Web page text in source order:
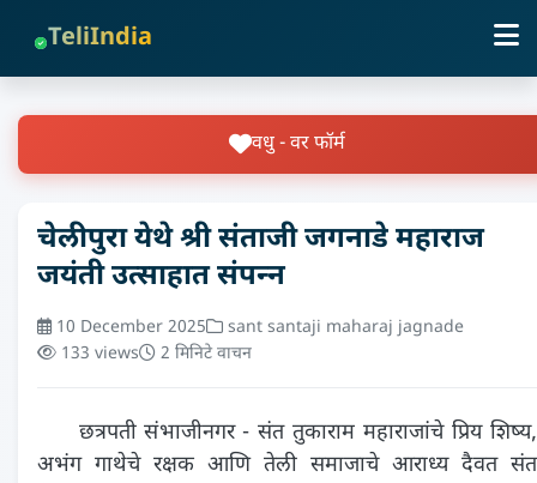
TeliIndia
वधु - वर फॉर्म
चेलीपुरा येथे श्री संताजी जगनाडे महाराज
जयंती उत्साहात संपन्‍न
10 December 2025
sant santaji maharaj jagnade
133 views
2 मिनिटे वाचन
छत्रपती संभाजीनगर - संत तुकाराम महाराजांचे प्रिय शिष्य,
अभंग गाथेचे रक्षक आणि तेली समाजाचे आराध्य दैवत संत